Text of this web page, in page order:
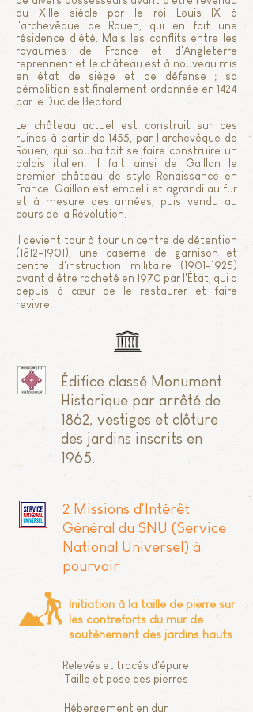
au XIIIe siècle par le roi Louis IX à
l'archevêque de Rouen, qui en fait une
résidence d'été. Mais les conflits entre les
royaumes de France et d'Angleterre
reprennent et le château est à nouveau mis
en état de siège et de défense ; sa
démolition est finalement ordonnée en 1424
par le Duc de Bedford.
Le château actuel est construit sur ces
ruines à partir de 1455, par l'archevêque de
Rouen, qui souhaitait se faire construire un
palais italien. Il fait ainsi de Gaillon le
premier château de style Renaissance en
France. Gaillon est embelli et agrandi au fur
et à mesure des années, puis vendu au
cours de la Révolution.
Il devient tour à tour un centre de détention
(1812-1901) , une caserne de garnison et
centre d'instruction militaire (1901-1925)
avant d'être racheté en 1970 par l'État, qui a
depuis à cœur de le restaurer et faire
revivre.
Édifice classé Monument
Historique par arrêté de
1862, vestiges et clôture
des jardins inscrits en
1965.
2 Missions d'Intérêt
Général du SNU (Service
National Universel) à
pourvoir
Initiation à la taille de pierre sur
les contreforts du mur de
soutènement des jardins hauts
Relevés et tracés d'épure
Taille et pose des pierres
Hébergement en dur